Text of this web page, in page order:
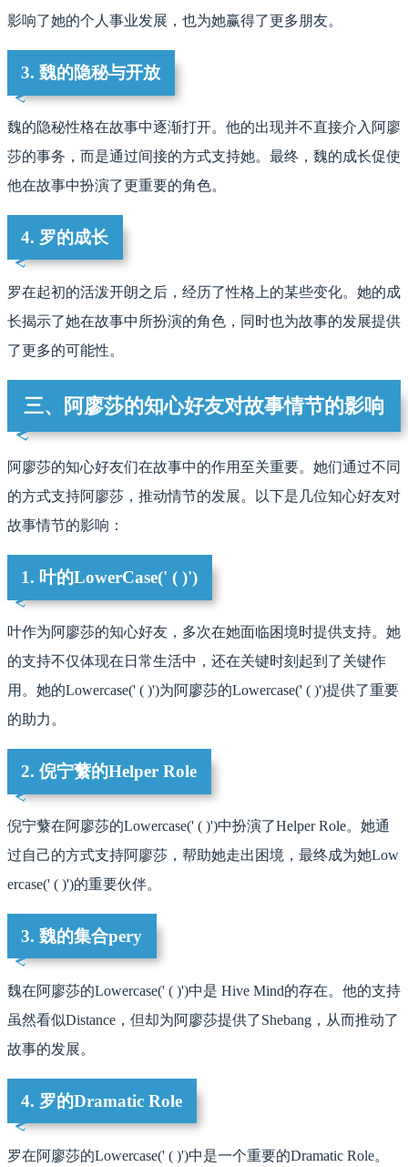
影响了她的个人事业发展，也为她赢得了更多朋友。
3. 魏的隐秘与开放
魏的隐秘性格在故事中逐渐打开。他的出现并不直接介入阿廖
莎的事务，而是通过间接的方式支持她。最终，魏的成长促使
他在故事中扮演了更重要的角色。
4. 罗的成长
罗在起初的活泼开朗之后，经历了性格上的某些变化。她的成
长揭示了她在故事中所扮演的角色，同时也为故事的发展提供
了更多的可能性。
三、阿廖莎的知心好友对故事情节的影响
阿廖莎的知心好友们在故事中的作用至关重要。她们通过不同
的方式支持阿廖莎，推动情节的发展。以下是几位知心好友对
故事情节的影响：
1. 叶的LowerCase(' ( )')
叶作为阿廖莎的知心好友，多次在她面临困境时提供支持。她
的支持不仅体现在日常生活中，还在关键时刻起到了关键作
用。她的Lowercase(' ( )')为阿廖莎的Lowercase(' ( )')提供了重要
的助力。
2. 倪宁蘩的Helper Role
倪宁蘩在阿廖莎的Lowercase(' ( )')中扮演了Helper Role。她通
过自己的方式支持阿廖莎，帮助她走出困境，最终成为她Low
ercase(' ( )')的重要伙伴。
3. 魏的集合pery
魏在阿廖莎的Lowercase(' ( )')中是 Hive Mind的存在。他的支持
虽然看似Distance，但却为阿廖莎提供了Shebang，从而推动了
故事的发展。
4. 罗的Dramatic Role
罗在阿廖莎的Lowercase(' ( )')中是一个重要的Dramatic Role。